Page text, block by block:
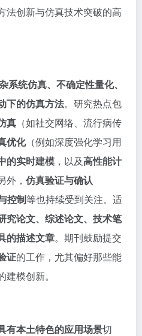
法创新与仿真技术突破的高
系统仿真、不确定性量化、
下的仿真方法。研究热点包
真 （如社交网络、流行病传
优化（例如深度强化学习用
的实时建模 ，以及高性能计
外， 仿真验证与确认
控制等也持续受到关注。适
究论文、综述论文、技术笔
的描述文章。期刊鼓励提交
证的工作，尤其偏好那些能
建模创新。
有本土特色的应用场景切